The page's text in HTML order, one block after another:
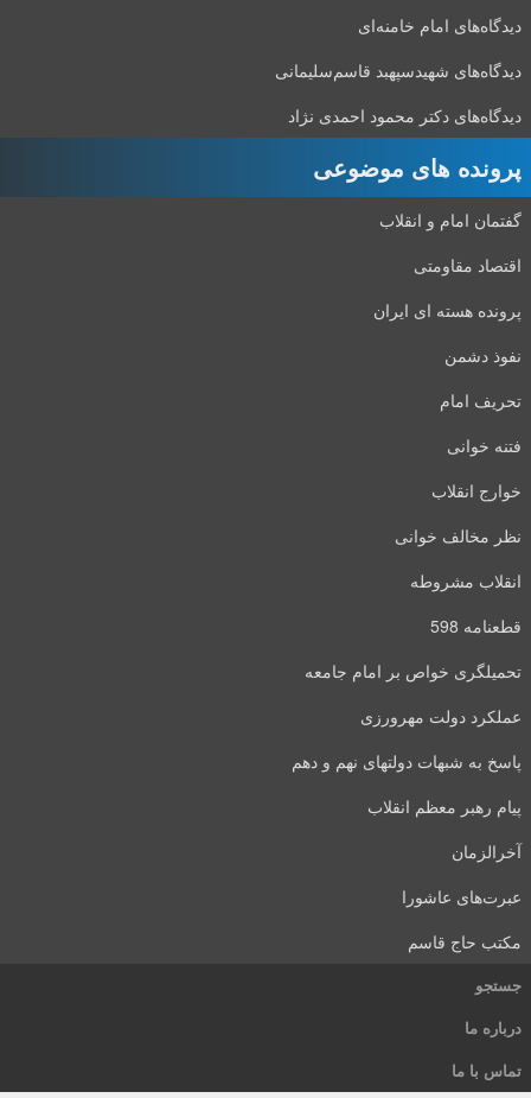
دیدگاه‌های امام خامنه‌ای
دیدگاه‌های شهید‌سپهبد قاسم‌سلیمانی
دیدگاه‌های دکتر محمود احمدی نژاد
پرونده های موضوعی
گفتمان امام و انقلاب
اقتصاد مقاومتی
پرونده هسته ای ایران
نفوذ دشمن
تحریف امام
فتنه خوانی
خوارج انقلاب
نظر مخالف خوانی
انقلاب مشروطه
قطعنامه 598
تحمیلگری خواص بر امام جامعه
عملکرد دولت مهرورزی
پاسخ به شبهات دولتهای نهم و دهم
پیام رهبر معظم انقلاب
آخرالزمان
عبرت‌های عاشورا
مکتب حاج قاسم
جستجو
درباره ما
تماس با ما